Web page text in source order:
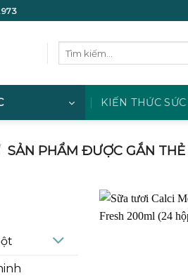
KIẾN THỨC
SẢN PHẨM ĐƯỢC GẮN THẺ